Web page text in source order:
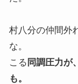
正直に言
村八分の仲間外
な。
こる 同調圧力が
も。